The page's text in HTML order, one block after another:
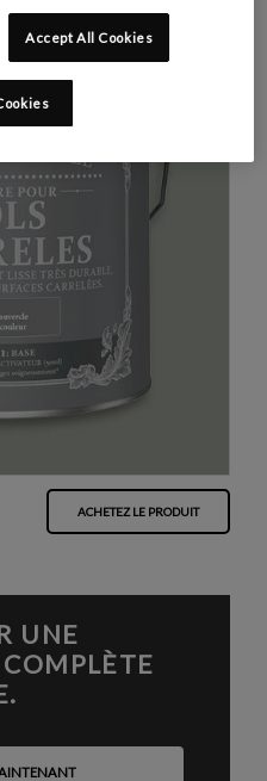
ACHETEZ LE PRODUIT
UNE
Accept All Cookies